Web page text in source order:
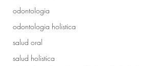
odontologia
odontologia holistica
salud oral
salud holistica